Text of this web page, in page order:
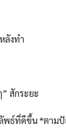
ลังทำ
สักระยะ
พธ์ที่ดีขึ้น *ตาม